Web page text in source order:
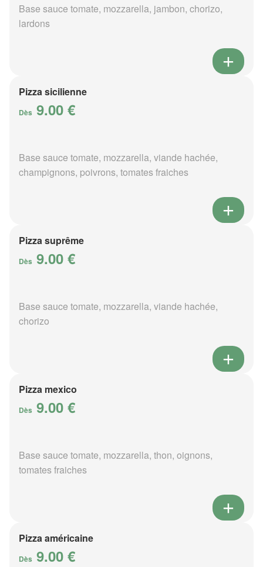
Base sauce tomate, mozzarella, jambon, chorizo,
lardons
Pizza sicilienne
Dès 9.00 €
Base sauce tomate, mozzarella, viande hachée,
champignons, poivrons, tomates fraiches
Pizza suprême
Dès 9.00 €
Base sauce tomate, mozzarella, viande hachée,
chorizo
Pizza mexico
Dès 9.00 €
Base sauce tomate, mozzarella, thon, oignons,
tomates fraiches
Pizza américaine
Dès 9.00 €